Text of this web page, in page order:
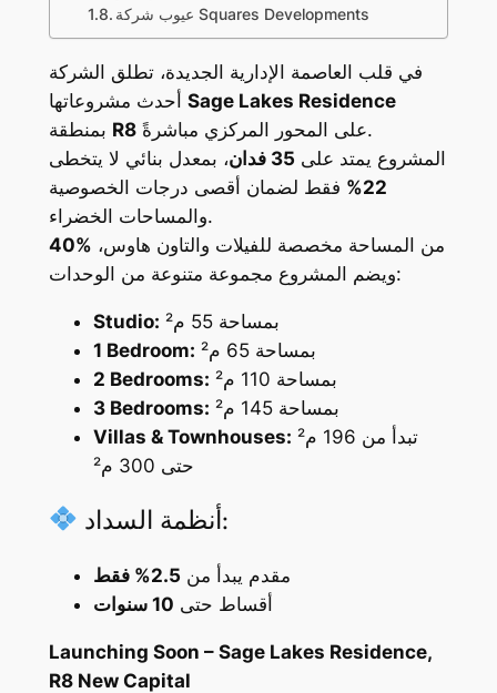
عيوب شركة Squares Developments
في قلب العاصمة الإدارية الجديدة، تطلق الشركة
Sage Lakes Residence
R8
على المحور المركزي مباشرةً.
المشروع يمتد على 35 فدان
، بمعدل بنائي لا يتخطى
22%
فقط لضمان أقصى درجات الخصوصية
والمساحات الخضراء.
40%
ويضم المشروع مجموعة متنوعة من الوحدات:
Studio:
بمساحة 55 م²
1 Bedroom:
بمساحة 65 م²
2 Bedrooms:
بمساحة 110 م²
3 Bedrooms:
بمساحة 145 م²
Villas & Townhouses:
حتى 300 م²
أنظمة السداد:
مقدم يبدأ من 2.5% فقط
أقساط حتى 10 سنوات
Launching Soon – Sage Lakes Residence,
R8 New Capital